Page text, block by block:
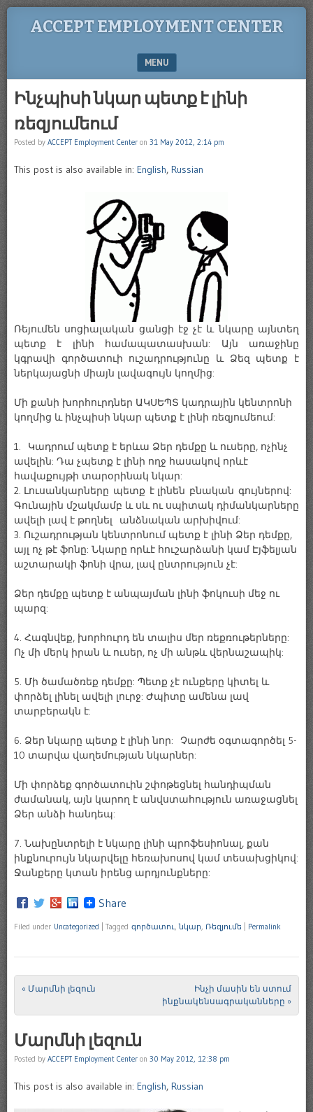
ACCEPT EMPLOYMENT CENTER
MENU
SKIP TO CONTENT
Ինչպիսի նկար պետք է լինի
ռեզյումեում
Posted by ACCEPT Employment Center on 31 May 2012, 2:14 pm
This post is also available in: English, Russian
Ռեյումեն սոցիալական ցանցի էջ չէ և նկարը այնտեղ
պետք է լինի համապատասխան: Այն առաջինը
կգրավի գործատուի ուշադրությունը և Ձեզ պետք է
ներկայացնի միայն լավագույն կողմից:
Մի քանի խորհուրդներ ԱԿՍԵՊՏ կադրային կենտրոնի
կողմից և ինչպիսի նկար պետք է լինի ռեզյումեում:
1. Կադրում պետք է երևա Ձեր դեմքը և ուսերը, ոչինչ
ավելին: Դա չպետք է լինի ողջ հասակով որևէ
հավաքույթի տարօրինակ նկար:
2. Լուսանկարները պետք է լինեն բնական գույներով:
Գունային մշակմամբ և սև ու սպիտակ դիմանկարները
ավելի լավ է թողնել անձնական արխիվում:
3. Ուշադրության կենտրոնում պետք է լինի Ձեր դեմքը,
այլ ոչ թէ ֆոնը: Նկարը որևէ հուշարձանի կամ Էյֆելյան
աշտարակի ֆոնի վրա, լավ ընտրություն չէ:
Ձեր դեմքը պետք է անպայման լինի ֆոկուսի մեջ ու
պարզ:
4. Հագնվեք, խորհուրդ են տալիս մեր ռեքռութերները:
Ոչ մի մերկ իրան և ուսեր, ոչ մի անթև վերնաշապիկ:
5. Մի ծամածռեք դեմքը: Պետք չէ ունքերը կիտել և
փորձել լինել ավելի լուրջ: Ժպիտը ամենա լավ
տարբերակն է:
6. Ձեր նկարը պետք է լինի նոր: Չարժե օգտագործել 5-
10 տարվա վաղեմության նկարներ:
Մի փորձեք գործատուին շփոթեցնել հանդիպման
ժամանակ, այն կարող է անվստահություն առաջացնել
Ձեր անձի հանդեպ:
7. Նախընտրելի է նկարը լինի պրոֆեսիոնալ, քան
ինքնուրույն նկարվելը հեռախոսով կամ տեսախցիկով:
Ջանքերը կտան իրենց արդյունքները:
Share
Filed under Uncategorized Tagged գործատու նկար Ռեզյումե Permalink
Post navigation
« Մարմնի լեզուն
Ինչի մասին են ստում
ինքնակենսագրականները »
Մարմնի լեզուն
Posted by ACCEPT Employment Center on 30 May 2012, 12:38 pm
This post is also available in: English, Russian